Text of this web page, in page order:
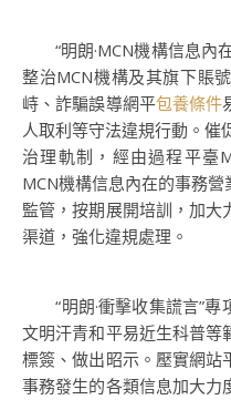
“明朗·MCN機構信息內
整治MCN機構及其旗下賬
峙、詐騙誤導網平包養條件
人取利等守法違規行動。催
治理軌制，經由過程平臺
MCN機構信息內在的事務
監管，按期展開培訓，加大
渠道，強化違規處理。
“明朗·衝擊收集謊言”專
文明汗青和平易近生科普等
標簽、做出昭示。壓實網站
事務發生的各類信息加大力